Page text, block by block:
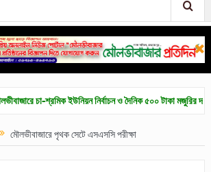
চা-শ্রমিক ইউনিয়ন নির্বাচন ও দৈনিক ৫০০ টাকা মজুরির দাবিতে
মৌলভীবাজারে পৃথক সেটে এসএসসি পরীক্ষা